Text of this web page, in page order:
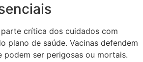
crítica dos cuidados com
plano de saúde. Vacinas defendem
podem ser perigosas ou mortais.